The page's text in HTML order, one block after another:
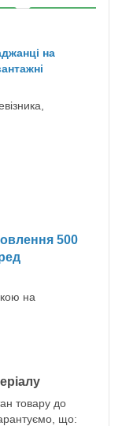
на
500
на
товару до
що: